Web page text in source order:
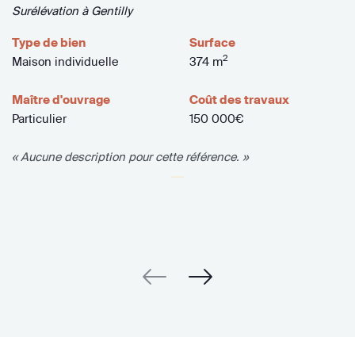
Surélévation à Gentilly
Type de bien
Maison individuelle
Surface
374 m2
Maître d'ouvrage
Particulier
Coût des travaux
150 000€
« Aucune description pour cette référence. »